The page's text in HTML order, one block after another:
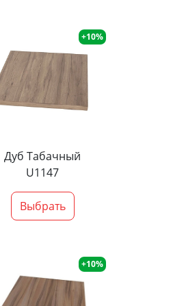
+10%
Дуб Табачный
U1147
Выбрать
+10%